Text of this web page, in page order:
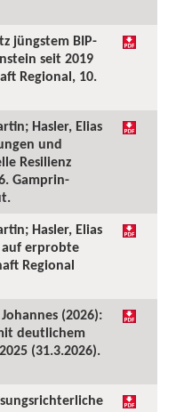
jüngstem BIP-
seit 2019
Regional, 10.
Hasler, Elias
und
Resilienz
Gamprin-
Hasler, Elias
erprobte
Regional
(2026):
deutlichem
(31.3.2026).